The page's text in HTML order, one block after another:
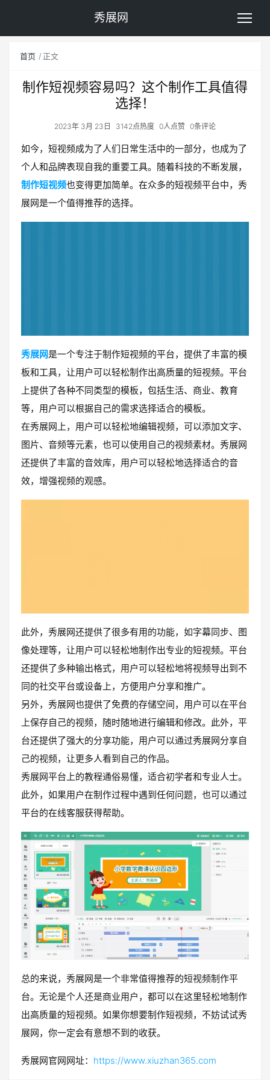
秀展网
首页 正文
制作短视频容易吗？这个制作工具值得
选择！
2023年 3月 23日 3142点热度 0人点赞 0条评论
如今，短视频成为了人们日常生活中的一部分，也成为了
个人和品牌表现自我的重要工具。随着科技的不断发展，
制作短视频也变得更加简单。在众多的短视频平台中，秀
展网是一个值得推荐的选择。
秀展网是一个专注于制作短视频的平台，提供了丰富的模
板和工具，让用户可以轻松制作出高质量的短视频。平台
上提供了各种不同类型的模板，包括生活、商业、教育
等，用户可以根据自己的需求选择适合的模板。
在秀展网上，用户可以轻松地编辑视频，可以添加文字、
图片、音频等元素，也可以使用自己的视频素材。秀展网
还提供了丰富的音效库，用户可以轻松地选择适合的音
效，增强视频的观感。
此外，秀展网还提供了很多有用的功能，如字幕同步、图
像处理等，让用户可以轻松地制作出专业的短视频。平台
还提供了多种输出格式，用户可以轻松地将视频导出到不
同的社交平台或设备上，方便用户分享和推广。
另外，秀展网也提供了免费的存储空间，用户可以在平台
上保存自己的视频，随时随地进行编辑和修改。此外，平
台还提供了强大的分享功能，用户可以通过秀展网分享自
己的视频，让更多人看到自己的作品。
秀展网平台上的教程通俗易懂，适合初学者和专业人士。
此外，如果用户在制作过程中遇到任何问题，也可以通过
平台的在线客服获得帮助。
总的来说，秀展网是一个非常值得推荐的短视频制作平
台。无论是个人还是商业用户，都可以在这里轻松地制作
出高质量的短视频。如果你想要制作短视频，不妨试试秀
展网，你一定会有意想不到的收获。
秀展网官网网址： https://www.xiuzhan365.com